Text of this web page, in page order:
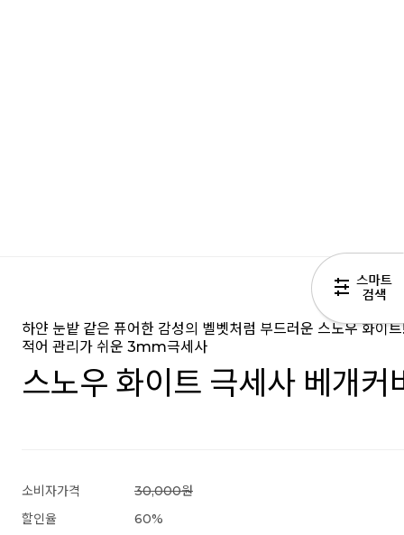
하얀 눈밭 같은 퓨어한 감성의 벨벳처럼 부드러운 스노우 화이
적어 관리가 쉬운 3mm극세사
스노우 화이트 극세사 베개
소비자가격
30,000원
할인율
60%